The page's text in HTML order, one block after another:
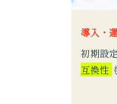
導入・
初期設
互換性